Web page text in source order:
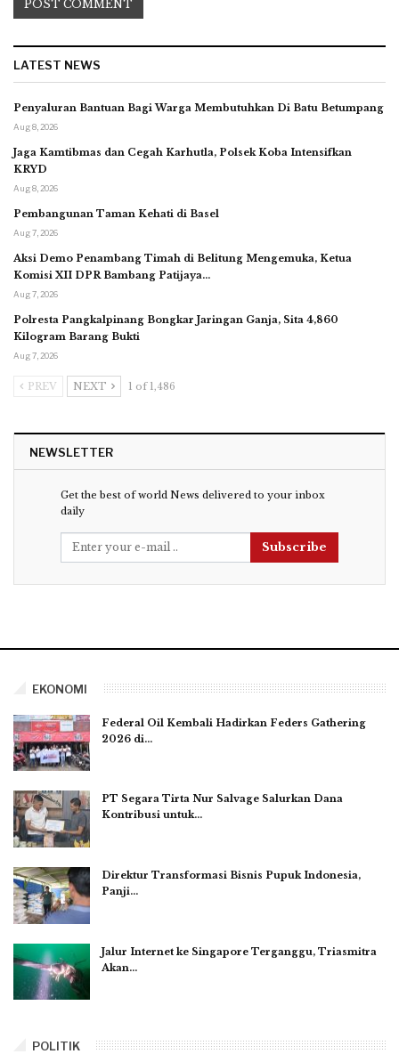
LATEST NEWS
Penyaluran Bantuan Bagi Warga Membutuhkan Di Batu Betumpang
Aug 8, 2026
Jaga Kamtibmas dan Cegah Karhutla, Polsek Koba Intensifkan
KRYD
Aug 8, 2026
Pembangunan Taman Kehati di Basel
Aug 7, 2026
Aksi Demo Penambang Timah di Belitung Mengemuka, Ketua
Komisi XII DPR Bambang Patijaya…
Aug 7, 2026
Polresta Pangkalpinang Bongkar Jaringan Ganja, Sita 4,860
Kilogram Barang Bukti
Aug 7, 2026
PREV NEXT 1 of 1,486
NEWSLETTER
Get the best of world News delivered to your inbox
daily
Subscribe
EKONOMI
Federal Oil Kembali Hadirkan Feders Gathering
2026 di…
PT Segara Tirta Nur Salvage Salurkan Dana
Kontribusi untuk…
Direktur Transformasi Bisnis Pupuk Indonesia,
Panji…
Jalur Internet ke Singapore Terganggu, Triasmitra
Akan…
POLITIK